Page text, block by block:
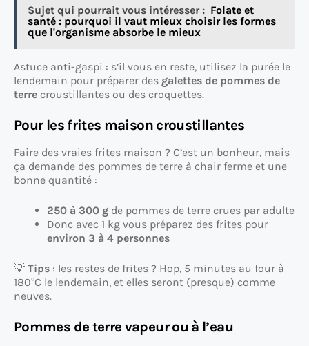
Sujet qui pourrait vous intéresser : Folate et
santé : pourquoi il vaut mieux choisir les formes
que l'organisme absorbe le mieux
Astuce anti-gaspi : s’il vous en reste, utilisez la purée le
lendemain pour préparer des galettes de pommes de
terre croustillantes ou des croquettes.
Pour les frites maison croustillantes
Faire des vraies frites maison ? C’est un bonheur, mais
ça demande des pommes de terre à chair ferme et une
bonne quantité :
250 à 300 g de pommes de terre crues par adulte
Donc avec 1 kg vous préparez des frites pour
environ 3 à 4 personnes
💡 Tips : les restes de frites ? Hop, 5 minutes au four à
180°C le lendemain, et elles seront (presque) comme
neuves.
Pommes de terre vapeur ou à l’eau